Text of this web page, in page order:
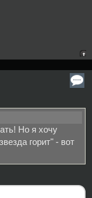
Но я хочу
горит" - вот